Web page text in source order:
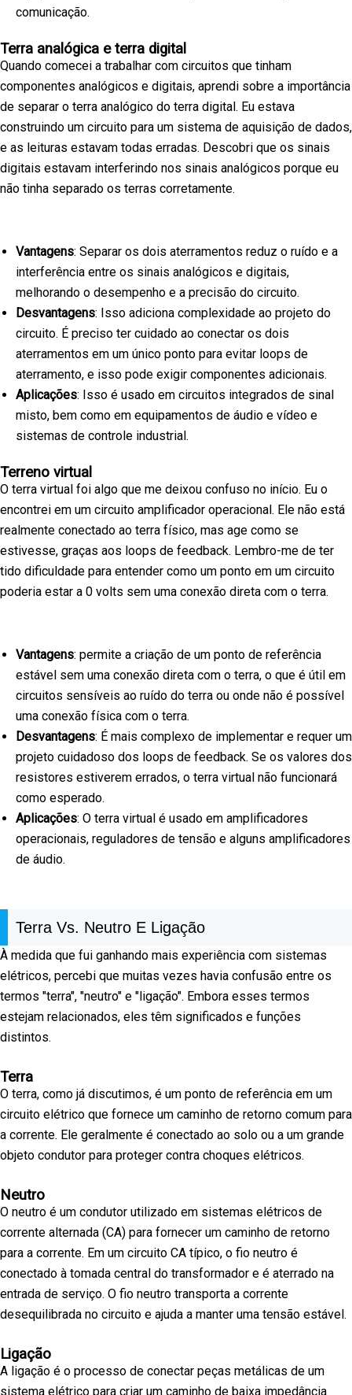
comunicação.
Terra analógica e terra digital
Quando comecei a trabalhar com circuitos que tinham
componentes analógicos e digitais, aprendi sobre a importância
de separar o terra analógico do terra digital. Eu estava
construindo um circuito para um sistema de aquisição de dados,
e as leituras estavam todas erradas. Descobri que os sinais
digitais estavam interferindo nos sinais analógicos porque eu
não tinha separado os terras corretamente.
Vantagens: Separar os dois aterramentos reduz o ruído e a
interferência entre os sinais analógicos e digitais,
melhorando o desempenho e a precisão do circuito.
Desvantagens: Isso adiciona complexidade ao projeto do
circuito. É preciso ter cuidado ao conectar os dois
aterramentos em um único ponto para evitar loops de
aterramento, e isso pode exigir componentes adicionais.
Aplicações: Isso é usado em circuitos integrados de sinal
misto, bem como em equipamentos de áudio e vídeo e
sistemas de controle industrial.
Terreno virtual
O terra virtual foi algo que me deixou confuso no início. Eu o
encontrei em um circuito amplificador operacional. Ele não está
realmente conectado ao terra físico, mas age como se
estivesse, graças aos loops de feedback. Lembro-me de ter
tido dificuldade para entender como um ponto em um circuito
poderia estar a 0 volts sem uma conexão direta com o terra.
Vantagens: permite a criação de um ponto de referência
estável sem uma conexão direta com o terra, o que é útil em
circuitos sensíveis ao ruído do terra ou onde não é possível
uma conexão física com o terra.
Desvantagens: É mais complexo de implementar e requer um
projeto cuidadoso dos loops de feedback. Se os valores dos
resistores estiverem errados, o terra virtual não funcionará
como esperado.
Aplicações: O terra virtual é usado em amplificadores
operacionais, reguladores de tensão e alguns amplificadores
de áudio.
Terra Vs. Neutro E Ligação
À medida que fui ganhando mais experiência com sistemas
elétricos, percebi que muitas vezes havia confusão entre os
termos "terra", "neutro" e "ligação". Embora esses termos
estejam relacionados, eles têm significados e funções
distintos.
Terra
O terra, como já discutimos, é um ponto de referência em um
circuito elétrico que fornece um caminho de retorno comum para
a corrente. Ele geralmente é conectado ao solo ou a um grande
objeto condutor para proteger contra choques elétricos.
Neutro
O neutro é um condutor utilizado em sistemas elétricos de
corrente alternada (CA) para fornecer um caminho de retorno
para a corrente. Em um circuito CA típico, o fio neutro é
conectado à tomada central do transformador e é aterrado na
entrada de serviço. O fio neutro transporta a corrente
desequilibrada no circuito e ajuda a manter uma tensão estável.
Ligação
A ligação é o processo de conectar peças metálicas de um
sistema elétrico para criar um caminho de baixa impedância